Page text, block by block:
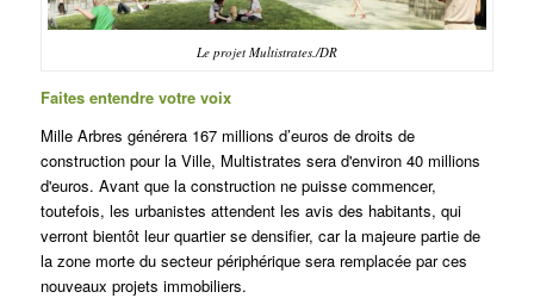
Le projet Multistrates./DR
Faites entendre votre voix
Mille Arbres générera 167 millions d’euros de droits de
construction pour la Ville, Multistrates sera d'environ 40 millions
d'euros. Avant que la construction ne puisse commencer,
toutefois, les urbanistes attendent les avis des habitants, qui
verront bientôt leur quartier se densifier, car la majeure partie de
la zone morte du secteur périphérique sera remplacée par ces
nouveaux projets immobiliers.